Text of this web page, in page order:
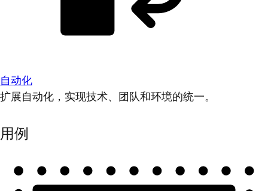
自动化
扩展自动化，实现技术、团队和环境的统一。
用例